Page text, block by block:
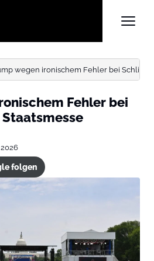
wegen ironischem Fehler bei
Fehler bei
folgen